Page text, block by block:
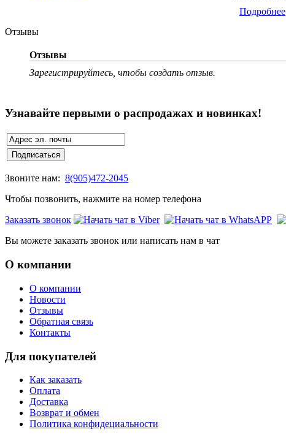
Подробнее
Отзывы
Отзывы
Зарегистрируйтесь, чтобы создать отзыв.
Узнавайте первыми о распродажах и новинках!
Звоните нам: 8(905)472-2045
Чтобы позвонить, нажмите на номер телефона
Заказать звонок
Вы можете заказать звонок или написать нам в чат
О компании
О компании
Новости
Отзывы
Обратная связь
Контакты
Для покупателей
Как заказать
Оплата
Доставка
Возврат и обмен
Политика конфидециальности